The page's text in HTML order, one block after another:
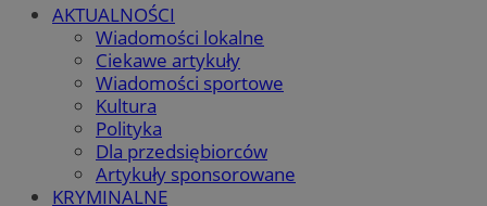
AKTUALNOŚCI
Wiadomości lokalne
Ciekawe artykuły
Wiadomości sportowe
Kultura
Polityka
Dla przedsiębiorców
Artykuły sponsorowane
KRYMINALNE